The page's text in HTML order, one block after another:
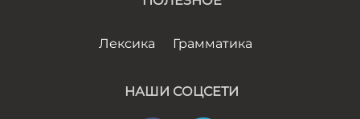
Лексика Грамматика
НАШИ СОЦСЕТИ